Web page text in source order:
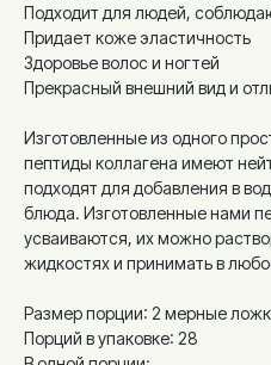
Подходит для людей,
Придает коже эластичность
Здоровье волос и ногтей
Прекрасный внешний вид и
Изготовленные из одного
пептиды коллагена имеют
подходят для добавления в
блюда. Изготовленные нами
усваиваются, их можно
жидкостях и принимать в
Размер порции: 2 мерные
Порций в упаковке: 28